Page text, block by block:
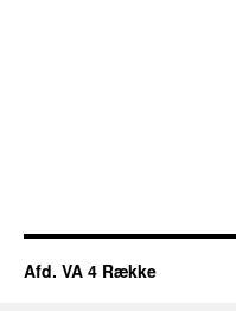
Afd. VA 4 Række